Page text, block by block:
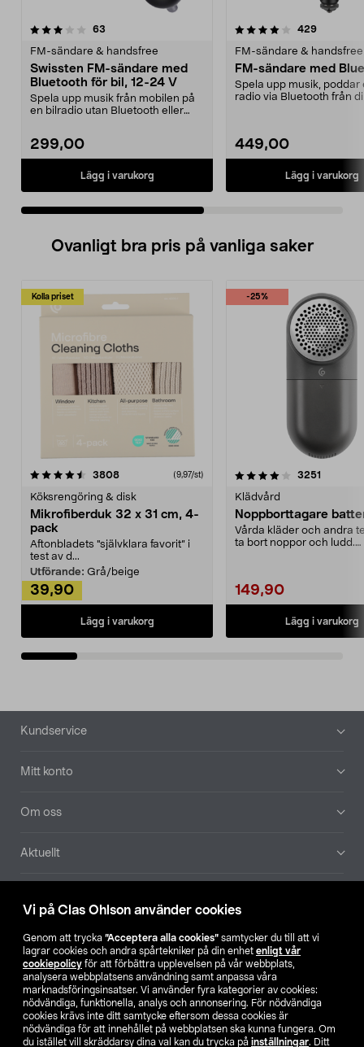
Vi på Clas Ohlson använder cookies
Genom att trycka ”Acceptera alla cookies” samtycker du till att vi
lagrar cookies och andra spårtekniker på din enhet enligt vår
cookiepolicy för att förbättra upplevelsen på vår webbplats,
analysera webbplatsens användning samt anpassa våra
marknadsföringsinsatser. Vi använder fyra kategorier av cookies:
nödvändiga, funktionella, analys och annonsering. För nödvändiga
cookies krävs inte ditt samtycke eftersom dessa cookies är
nödvändiga för att innehållet på webbplatsen ska kunna fungera. Om
du istället vill skräddarsy dina val kan du trycka på inställningar. Ditt
63
FM-sändare & handsfree
Swissten FM-sändare med
Bluetooth för bil, 12-24 V
Spela upp musik från mobilen på
en bilradio utan Bluetooth eller
299,00
Lägg i varukorg
4.0 av 5 stjärnor 429
FM-sändare & handsfree
FM-sändare med
Spela upp musik, poddar
radio via Bluetooth från
449,00
Lägg i varukorg
3.5 av 5 stjärnor
Ovanligt bra pris på vanliga saker
Kolla priset
3808recensioner (9,97/st)
Köksrengöring & disk
Mikrofiberduk 32 x 31 cm, 4-
pack
Aftonbladets "självklara favorit” i
test av d...
Utförande: Grå/beige
39,90
Lägg i varukorg
-25%
4.0av 5 stjärnor 3251
Klädvård
Noppborttagare
Vårda kläder och andra
ta bort noppor och ludd.
149,90
Lägg i varukorg
4.5av 5 stjärnor
Sidfot
Kundservice
Mitt konto
Om oss
Aktuellt
Hitta butik
SE NO FI